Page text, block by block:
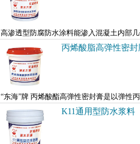
高渗透型防腐防水涂料能渗入混凝土内部
之间、硅羟基与混凝土表面和毛细孔道中
丙烯酸脂高弹性密封
“东海”牌 丙烯酸酯高弹性密封膏是以弹性
成。本品粘度低，呈膏状，无溶剂污染，
K11通用型防水浆料